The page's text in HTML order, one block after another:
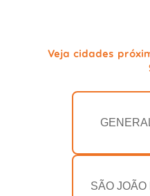
Veja cidades
SÃO